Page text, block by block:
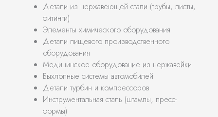
Детали из нержавеющей стали (трубы, листы,
фитинги)
Элементы химического оборудования
Детали пищевого производственного
оборудования
Медицинское оборудование из нержавейки
Выхлопные системы автомобилей
Детали турбин и компрессоров
Инструментальная сталь (штампы, пресс-
формы)